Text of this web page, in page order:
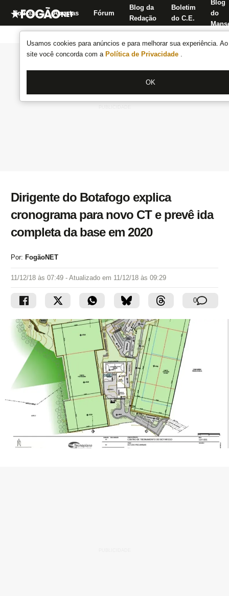
Usamos cookies para anúncios e para melhorar sua experiência.
site você concorda com a Política de Privacidade .
OK
Notícias Apostas Fórum
Blog da
Redação
Boletim
do C.E.
Blog
do
Dirigente do Botafogo explica
cronograma para novo CT e prevê ida
completa da base em 2020
Por: FogãoNET
11/12/18 às 07:49 - Atualizado em 11/12/18 às 09:29
0